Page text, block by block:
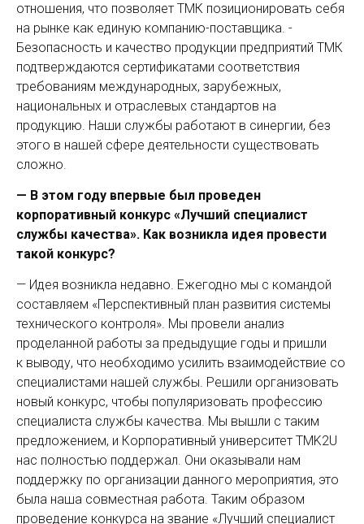
отношения, что позволяет ТМК позиционировать себя
на рынке как единую компанию-поставщика. ­
Безопасность и качество продукции предприятий ТМК
подтверждаются сертификатами соответствия
требованиям международных, зарубежных,
национальных и отраслевых стандартов на
продукцию. Наши службы работают в синергии, без
этого в нашей сфере деятельности существовать
сложно.
— В этом году впервые был проведен
корпоративный конкурс «Лучший специалист
службы качества». Как возникла идея провести
такой конкурс?
— Идея возникла недавно. Ежегодно мы с командой
составляем «Перспективный план развития системы
технического контроля». Мы провели анализ
проделанной работы за предыдущие годы и пришли
к выводу, что необходимо усилить взаимодействие со
специалистами нашей службы. Решили организовать
новый конкурс, чтобы популяризовать профессию
специалиста службы качества. Мы вышли с таким
предложением, и Корпоративный университет TMK2U
нас полностью поддержал. Они оказывали нам
поддержку по организации данного мероприятия, это
была наша совместная работа. Таким ­образом
проведение конкурса на звание «Лучший специалист